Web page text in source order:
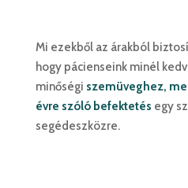
Mi ezekből az árakból
hogy pácienseink minél
minőségi szemüveghez,
évre szóló befektetés egy
segédeszközre.